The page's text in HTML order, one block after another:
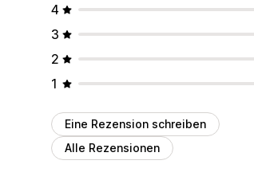
4
3
2
1
Eine Rezension schreiben
Alle Rezensionen